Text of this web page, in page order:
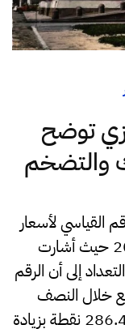
توضح
والتضخم
القياسي لأسعار
المستهلك والتضخم لنصف الأول 2022 حيث أشارت
إلى أن الرقم
خلال النصف
الأول من العام الجاري 2022 ليسجل 286.4 نقطة بزيادة